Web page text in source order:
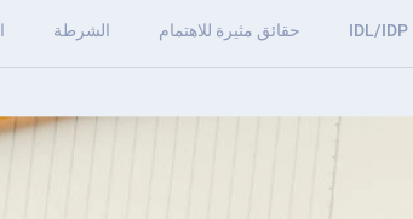
IDL/IDP حقائق مثيرة للاهتمام الشرطة